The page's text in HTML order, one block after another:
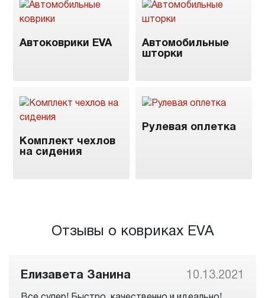
Автоковрики EVA
Автомобильные
шторки
Комплект чехлов
на сидения
Рулевая оплетка
Отзывы о ковриках EVA
Елизавета Занина 10.13.2021